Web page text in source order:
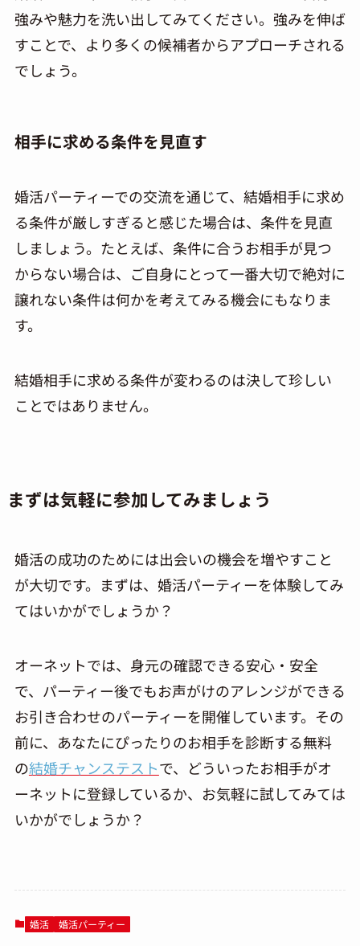
強みや魅力を洗い出してみてください。強みを伸ば
すことで、より多くの候補者からアプローチされる
でしょう。
相手に求める条件を見直す
婚活パーティーでの交流を通じて、結婚相手に求め
る条件が厳しすぎると感じた場合は、条件を見直
しましょう。たとえば、条件に合うお相手が見つ
からない場合は、ご自身にとって一番大切で絶対に
譲れない条件は何かを考えてみる機会にもなりま
す。
結婚相手に求める条件が変わるのは決して珍しい
ことではありません。
まずは気軽に参加してみましょう
婚活の成功のためには出会いの機会を増やすこと
が大切です。まずは、婚活パーティーを体験してみ
てはいかがでしょうか？
オーネットでは、身元の確認できる安心・安全
で、パーティー後でもお声がけのアレンジができる
お引き合わせのパーティーを開催しています。その
前に、あなたにぴったりのお相手を診断する無料
の結婚チャンステストで、どういったお相手がオ
ーネットに登録しているか、お気軽に試してみては
いかがでしょうか？
婚活 婚活パーティー